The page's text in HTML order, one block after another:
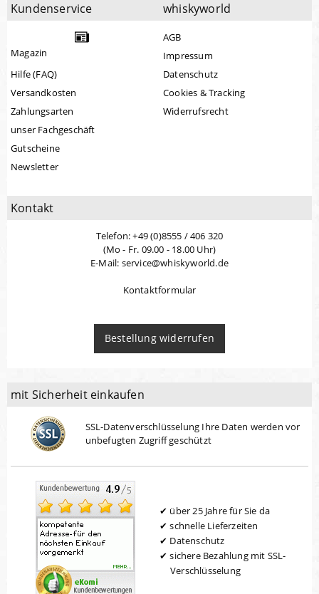
Kundenservice
Magazin
Hilfe (FAQ)
Versandkosten
Zahlungsarten
unser Fachgeschäft
Gutscheine
Newsletter
whiskyworld
AGB
Impressum
Datenschutz
Cookies & Tracking
Widerrufsrecht
Kontakt
Telefon: +49 (0)8555 / 406 320
(Mo - Fr. 09.00 - 18.00 Uhr)
E-Mail: service@whiskyworld.de
Kontaktformular
Bestellung widerrufen
mit Sicherheit einkaufen
SSL-Datenverschlüsselung Ihre Daten werden vor
unbefugten Zugriff geschützt
über 25 Jahre für Sie da
schnelle Lieferzeiten
Datenschutz
sichere Bezahlung mit SSL-
Verschlüsselung